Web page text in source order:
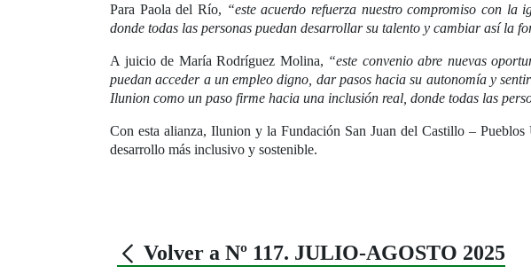
Para Paola del Río, “este acuerdo refuerza nuestro compromiso con
donde todas las personas puedan desarrollar su talento y cambiar así la
A juicio de María Rodríguez Molina, “este convenio abre nuevas
puedan acceder a un empleo digno, dar pasos hacia su autonomía y
Ilunion como un paso firme hacia una inclusión real, donde todas las
Con esta alianza, Ilunion y la Fundación San Juan del Castillo –
desarrollo más inclusivo y sostenible.
Volver a Nº 117. JULIO-AGOSTO 2025